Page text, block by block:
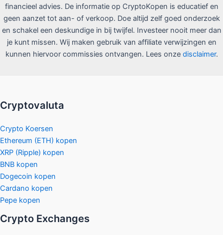
financieel advies. De informatie op CryptoKopen is educatief en
geen aanzet tot aan- of verkoop. Doe altijd zelf goed onderzoek
en schakel een deskundige in bij twijfel. Investeer nooit meer dan
je kunt missen. Wij maken gebruik van affiliate verwijzingen en
kunnen hiervoor commissies ontvangen. Lees onze disclaimer.
Cryptovaluta
Crypto Koersen
Ethereum (ETH) kopen
XRP (Ripple) kopen
BNB kopen
Dogecoin kopen
Cardano kopen
Pepe kopen
Crypto Exchanges